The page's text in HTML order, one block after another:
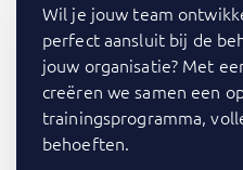
Wil je jouw team
perfect aansluit bij de
jouw organisatie? Met
creëren we samen een
trainingsprogramma,
behoeften.